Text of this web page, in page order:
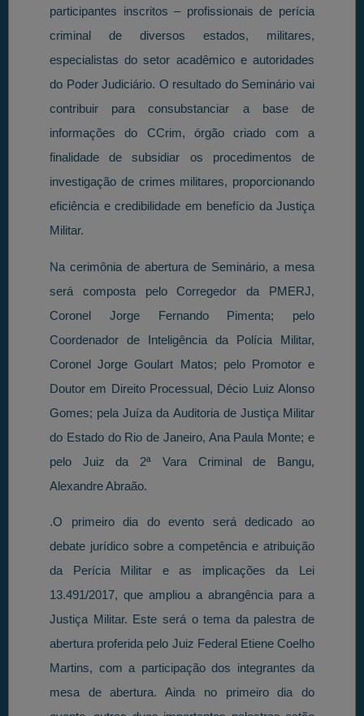
participantes inscritos – profissionais de perícia
criminal de diversos estados, militares,
especialistas do setor acadêmico e autoridades
do Poder Judiciário. O resultado do Seminário vai
contribuir para consubstanciar a base de
informações do CCrim, órgão criado com a
finalidade de subsidiar os procedimentos de
investigação de crimes militares, proporcionando
eficiência e credibilidade em benefício da Justiça
Militar.
Na cerimônia de abertura de Seminário, a mesa
será composta pelo Corregedor da PMERJ,
Coronel Jorge Fernando Pimenta; pelo
Coordenador de Inteligência da Polícia Militar,
Coronel Jorge Goulart Matos; pelo Promotor e
Doutor em Direito Processual, Décio Luiz Alonso
Gomes; pela Juíza da Auditoria de Justiça Militar
do Estado do Rio de Janeiro, Ana Paula Monte; e
pelo Juiz da 2ª Vara Criminal de Bangu,
Alexandre Abraão.
.O primeiro dia do evento será dedicado ao
debate jurídico sobre a competência e atribuição
da Perícia Militar e as implicações da Lei
13.491/2017, que ampliou a abrangência para a
Justiça Militar. Este será o tema da palestra de
abertura proferida pelo Juiz Federal Etiene Coelho
Martins, com a participação dos integrantes da
mesa de abertura. Ainda no primeiro dia do